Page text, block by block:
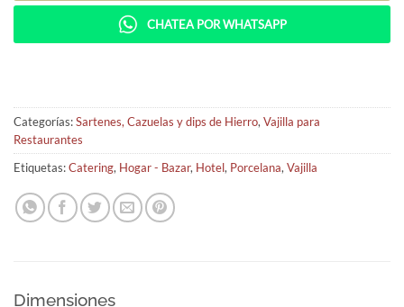
CHATEA POR WHATSAPP
Categorías:Sartenes, Cazuelas y dips de Hierro, Vajilla para
Restaurantes
Etiquetas:Catering, Hogar - Bazar, Hotel, Porcelana, Vajilla
Dimensiones